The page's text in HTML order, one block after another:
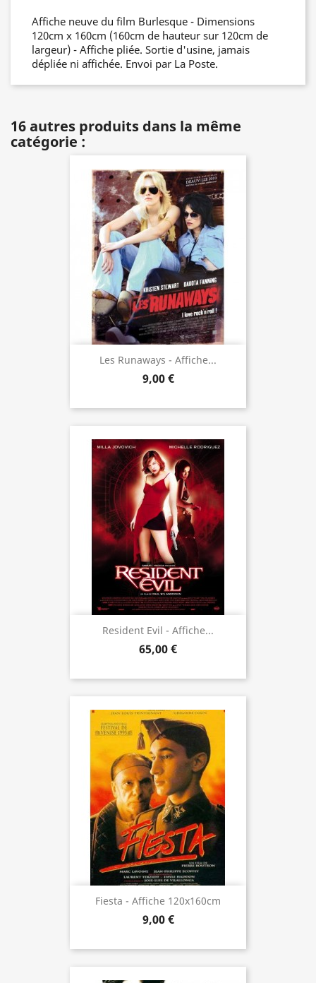
Affiche neuve du film Burlesque - Dimensions
120cm x 160cm (160cm de hauteur sur 120cm de
largeur) - Affiche pliée. Sortie d'usine, jamais
dépliée ni affichée. Envoi par La Poste.
16 autres produits dans la même
catégorie :
Les Runaways - Affiche...
9,00 €
Resident Evil - Affiche...
65,00 €
Fiesta - Affiche 120x160cm
9,00 €